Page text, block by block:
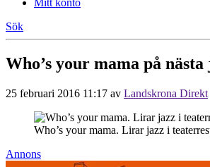
Mitt konto
Sök
Who’s your mama på nästa
25 februari 2016 11:17 av Landskrona Direkt
Who’s your mama. Lirar jazz i
Annons